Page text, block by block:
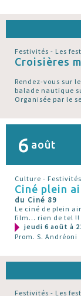
Festivités - Les
Croisières
Rendez-vous sur
balade nautique
Organisée par le
6 août
Culture -
Ciné plein
du Ciné 89
Le ciné de plein
film... rien de tel !!
jeudi 6 août à
Prom. S. Andréoni
Festivités - Les